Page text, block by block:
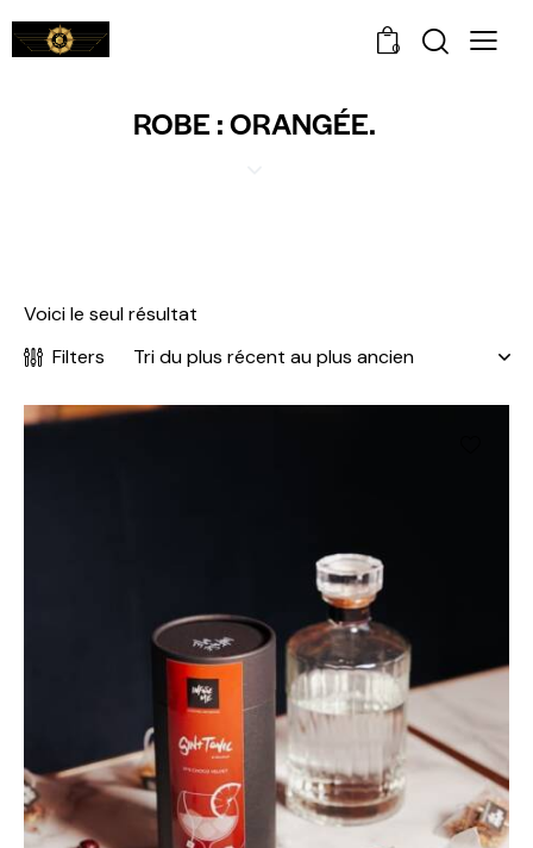
0
ROBE : ORANGÉE.
Voici le seul résultat
Filters